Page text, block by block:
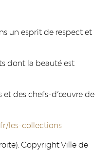
un esprit de respect et
dont la beauté est
et des chefs-d’œuvre de
les-collections
Copyright Ville de